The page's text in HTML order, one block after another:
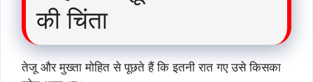
की चिंता
तेजू और मुख्ता मोहित से पूछते हैं कि इतनी रात गए उसे किसका